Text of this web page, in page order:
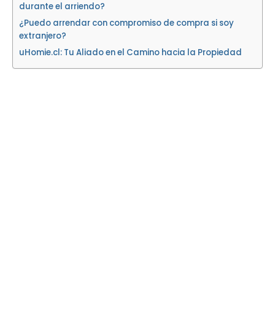
durante el arriendo?
¿Puedo arrendar con compromiso de compra si soy
extranjero?
uHomie.cl: Tu Aliado en el Camino hacia la Propiedad